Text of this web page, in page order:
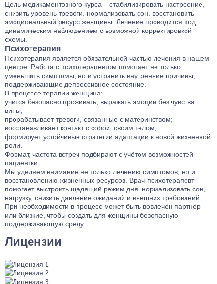
Цель медикаментозного курса – стабилизировать настроение,
снизить уровень тревоги, нормализовать сон, восстановить
эмоциональный ресурс женщины. Лечение проводится под
динамическим наблюдением с возможной корректировкой
схемы.
Психотерапия
Психотерапия является обязательной частью лечения в нашем
центре. Работа с психотерапевтом помогает не только
уменьшить симптомы, но и устранить внутренние причины,
поддерживающие депрессивное состояние.
В процессе терапии женщина:
учится безопасно проживать, выражать эмоции без чувства
вины;
прорабатывает тревоги, связанные с материнством;
восстанавливает контакт с собой, своим телом;
формирует устойчивые стратегии адаптации к новой жизненной
роли.
Формат, частота встреч подбирают с учётом возможностей
пациентки.
Мы уделяем внимание не только лечению симптомов, но и
восстановлению жизненных ресурсов. Врач-психотерапевт
помогает выстроить щадящий режим дня, нормализовать сон,
нагрузку, снизить давление ожиданий и внешних требований.
При необходимости в процесс может быть вовлечён партнёр
или близкие, чтобы создать для женщины безопасную
поддерживающую среду.
Лицензии